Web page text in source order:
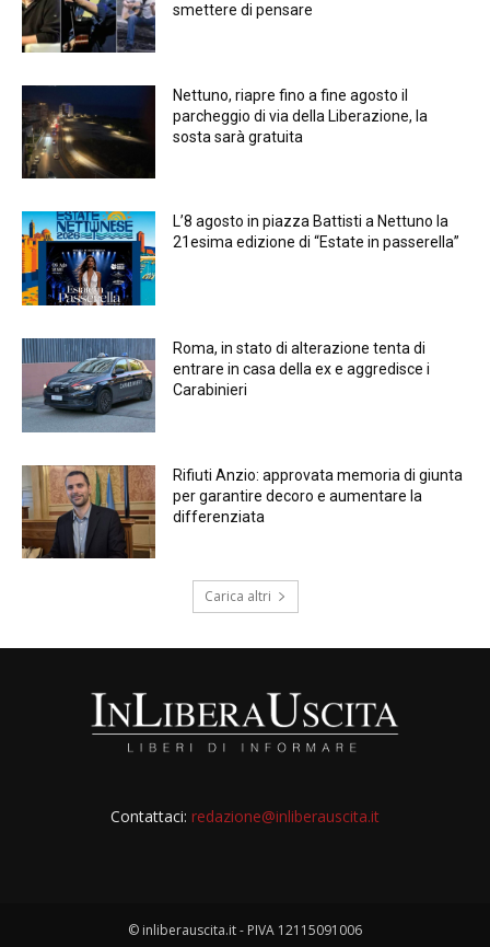
smettere di pensare
Nettuno, riapre fino a fine agosto il
parcheggio di via della Liberazione, la
sosta sarà gratuita
L’8 agosto in piazza Battisti a Nettuno la
21esima edizione di “Estate in passerella”
Roma, in stato di alterazione tenta di
entrare in casa della ex e aggredisce i
Carabinieri
Rifiuti Anzio: approvata memoria di giunta
per garantire decoro e aumentare la
differenziata
Carica altri
Contattaci: redazione@inliberauscita.it
© inliberauscita.it - PIVA 12115091006